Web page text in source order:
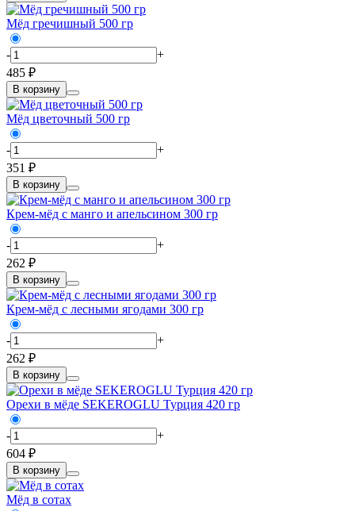
Мёд гречишный 500 гр
-
+
485 ₽
В корзину
Мёд цветочный 500 гр
-
+
351 ₽
В корзину
Крем-мёд с манго и апельсином 300 гр
-
+
262 ₽
В корзину
Крем-мёд с лесными ягодами 300 гр
-
+
262 ₽
В корзину
Орехи в мёде SEKEROGLU Турция 420 гр
-
+
604 ₽
В корзину
Мёд в сотах